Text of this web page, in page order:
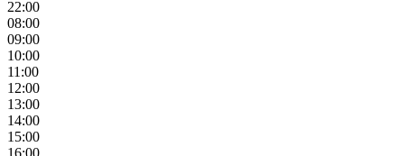
22:00
08:00
09:00
10:00
11:00
12:00
13:00
14:00
15:00